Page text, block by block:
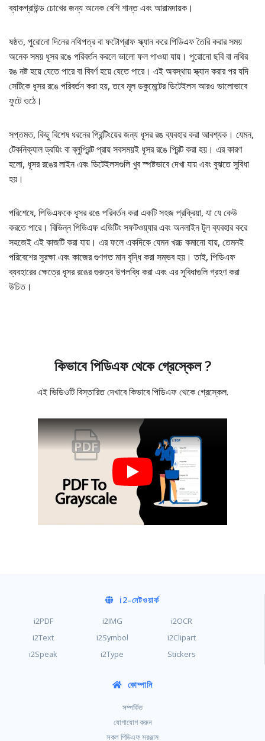
ব্যাকগ্রাউন্ড চোখের জন্য অনেক বেশি শান্ত এবং আরামদায়ক।
ষষ্ঠত, পুরোনো দিনের নথিপত্র বা ফটোগ্রাফ স্ক্যান করে পিডিএফ তৈরি করার সময়
অনেক সময় ধূসর রঙে পরিবর্তন করলে ভালো ফল পাওয়া যায়। পুরোনো ছবি বা নথির
রঙ নষ্ট হয়ে যেতে পারে বা বিবর্ণ হয়ে যেতে পারে। এই অবস্থায় স্ক্যান করার পর যদি
সেটিকে ধূসর রঙে পরিবর্তন করা হয়, তবে মূল ডকুমেন্টের ডিটেইলস আরও ভালোভাবে
ফুটে ওঠে।
সপ্তমত, কিছু বিশেষ ধরনের প্রিন্টিংয়ের জন্য ধূসর রঙ ব্যবহার করা আবশ্যক। যেমন,
টেকনিক্যাল ড্রয়িং বা ব্লুপ্রিন্ট প্রায় সবসময়ই ধূসর রঙে প্রিন্ট করা হয়। এর কারণ
হলো, ধূসর রঙের লাইন এবং ডিটেইলসগুলি খুব স্পষ্টভাবে দেখা যায় এবং বুঝতে সুবিধা
হয়।
পরিশেষে, পিডিএফকে ধূসর রঙে পরিবর্তন করা একটি সহজ প্রক্রিয়া, যা যে কেউ
করতে পারে। বিভিন্ন পিডিএফ এডিটিং সফটওয়্যার এবং অনলাইন টুল ব্যবহার করে
সহজেই এই কাজটি করা যায়। এর ফলে একদিকে যেমন খরচ কমানো যায়, তেমনই
পরিবেশের সুরক্ষা এবং কাজের গুণগত মান বৃদ্ধি করা সম্ভব হয়। তাই, পিডিএফ
ব্যবহারের ক্ষেত্রে ধূসর রঙের গুরুত্ব উপলব্ধি করা এবং এর সুবিধাগুলি গ্রহণ করা
উচিত।
কিভাবে পিডিএফ থেকে গ্রেস্কেল ?
এই ভিডিওটি বিস্তারিত দেখাবে কিভাবে পিডিএফ থেকে গ্রেস্কেল.
i2-নেটওয়ার্ক
i2PDF i2IMG
i2OCR
i2Text
i2Symbol
i2Clipart
i2Speak
i2Type Stickers
কোম্পানি
সম্পর্কিত
যোগাযোগ করুন
সকল পিডিএফ সরঞ্জাম